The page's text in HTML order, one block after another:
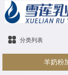
分类列表
羊奶粉